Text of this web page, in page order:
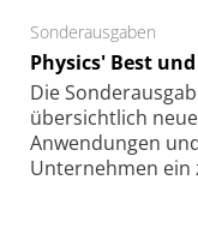
Sonderausgaben
Physics' Best
Die
übersichtlich
Anwendungen
Unternehmen ein